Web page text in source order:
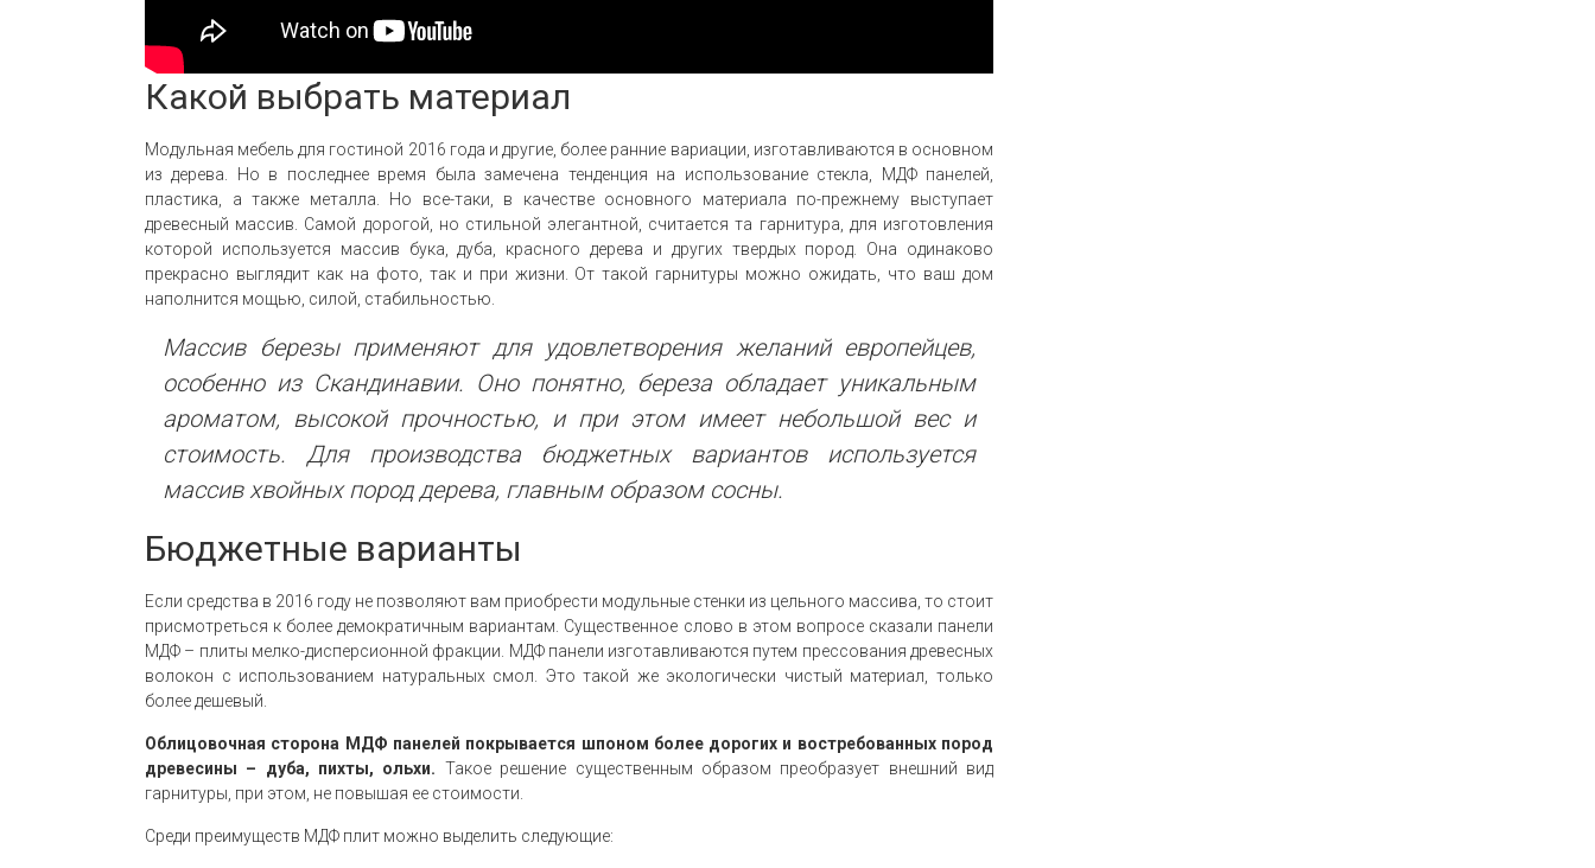
Какой выбрать материал
Модульная мебель для гостиной 2016 года и другие, более ранние вариации, изготавливаются в основном
из дерева. Но в последнее время была замечена тенденция на использование стекла, МДФ панелей,
пластика, а также металла. Но все-таки, в качестве основного материала по-прежнему выступает
древесный массив. Самой дорогой, но стильной элегантной, считается та гарнитура, для изготовления
которой используется массив бука, дуба, красного дерева и других твердых пород. Она одинаково
прекрасно выглядит как на фото, так и при жизни. От такой гарнитуры можно ожидать, что ваш дом
наполнится мощью, силой, стабильностью.
Массив березы применяют для удовлетворения желаний европейцев,
особенно из Скандинавии. Оно понятно, береза обладает уникальным
ароматом, высокой прочностью, и при этом имеет небольшой вес и
стоимость. Для производства бюджетных вариантов используется
массив хвойных пород дерева, главным образом сосны.
Бюджетные варианты
Если средства в 2016 году не позволяют вам приобрести модульные стенки из цельного массива, то стоит
присмотреться к более демократичным вариантам. Существенное слово в этом вопросе сказали панели
МДФ – плиты мелко-дисперсионной фракции. МДФ панели изготавливаются путем прессования древесных
волокон с использованием натуральных смол. Это такой же экологически чистый материал, только
более дешевый.
Облицовочная сторона МДФ панелей покрывается шпоном более дорогих и востребованных пород
древесины – дуба, пихты, ольхи. Такое решение существенным образом преобразует внешний вид
гарнитуры, при этом, не повышая ее стоимости.
Среди преимуществ МДФ плит можно выделить следующие: